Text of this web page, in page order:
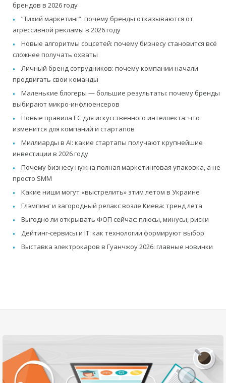
брендов в 2026 году
“Тихий маркетинг”: почему бренды отказываются от
агрессивной рекламы в 2026 году
Новые алгоритмы соцсетей: почему бизнесу становится всё
сложнее получать охваты
Личный бренд сотрудников: почему компании начали
продвигать свои команды
Маленькие блогеры — большие результаты: почему бренды
выбирают микро-инфлюенсеров
Новые правила ЕС для искусственного интеллекта: что
изменится для компаний и стартапов
Миллиарды в AI: какие стартапы получают крупнейшие
инвестиции в 2026 году
Почему бизнесу нужна полная маркетинговая упаковка, а не
просто SMM
Какие ниши могут «выстрелить» этим летом в Украине
Глэмпинг и загородный релакс возле Киева: тренд лета
Выгодно ли открывать ФОП сейчас: плюсы, минусы, риски
Дейтинг-сервисы и IT: как технологии формируют выбор
Выставка электрокаров в Гуанчжоу 2026: главные новинки